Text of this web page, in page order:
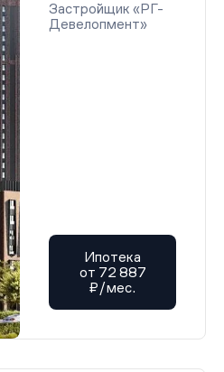
Застройщик «РГ-
Девелопмент»
Ипотека
от 72 887
₽/мес.